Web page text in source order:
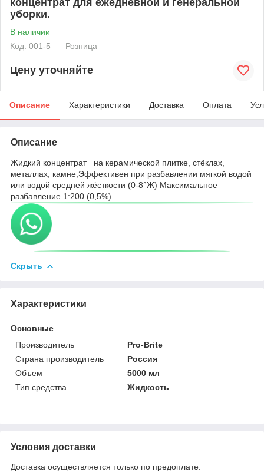
уборки.
В наличии
Код: 001-5
Розница
Цену уточняйте
Описание Характеристики Доставка Оплата
Описание
Жидкий концентрат на керамической плитке, стёклах,
металлах, камне,Эффективен при разбавлении мягкой водой
или водой средней жёсткости (0-8°Ж) Максимальное
разбавление 1:200 (0,5%).
Скрыть
Характеристики
Основные
Производитель
Pro-Brite
Страна производитель
Россия
Объем
5000 мл
Тип средства
Жидкость
Условия доставки
Доставка осуществляется только по предоплате.